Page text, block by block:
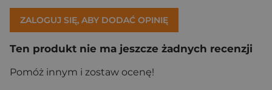
ZALOGUJ SIĘ, ABY DODAĆ OPINIĘ
Ten produkt nie ma jeszcze żadnych recenzji
Pomóż innym i zostaw ocenę!